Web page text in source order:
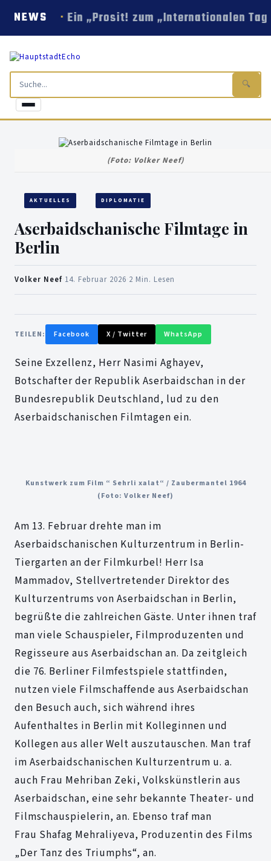
NEWS Ein „Prosit! zum „Internationalen
🔍
(Foto: Volker Neef)
AKTUELLES DIPLOMATIE
Aserbaidschanische Filmtage in
Berlin
Volker Neef 14. Februar 2026 2 Min. Lesen
TEILEN: Facebook X / Twitter WhatsApp
Seine Exzellenz, Herr Nasimi Aghayev,
Botschafter der Republik Aserbaidschan in der
Bundesrepublik Deutschland, lud zu den
Aserbaidschanischen Filmtagen ein.
Kunstwerk zum Film “ Sehrli xalat“ / Zaubermantel 1964
(Foto: Volker Neef)
Am 13. Februar drehte man im
Aserbaidschanischen Kulturzentrum in Berlin-
Tiergarten an der Filmkurbel! Herr Isa
Mammadov, Stellvertretender Direktor des
Kulturzentrums von Aserbaidschan in Berlin,
begrüßte die zahlreichen Gäste. Unter ihnen traf
man viele Schauspieler, Filmproduzenten und
Regisseure aus Aserbaidschan an. Da zeitgleich
die 76. Berliner Filmfestspiele stattfinden,
nutzen viele Filmschaffende aus Aserbaidschan
den Besuch auch, sich während ihres
Aufenthaltes in Berlin mit Kolleginnen und
Kollegen aus aller Welt auszutauschen. Man traf
im Aserbaidschanischen Kulturzentrum u. a.
auch Frau Mehriban Zeki, Volkskünstlerin aus
Aserbaidschan, eine sehr bekannte Theater- und
Filmschauspielerin, an. Ebenso traf man
Frau Shafag Mehraliyeva, Produzentin des Films
„Der Tanz des Triumphs“, an.